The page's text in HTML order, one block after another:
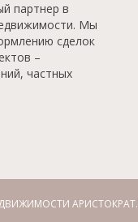
партнер в
Мы
сделок
–
частных
АРИСТОКРАТ.